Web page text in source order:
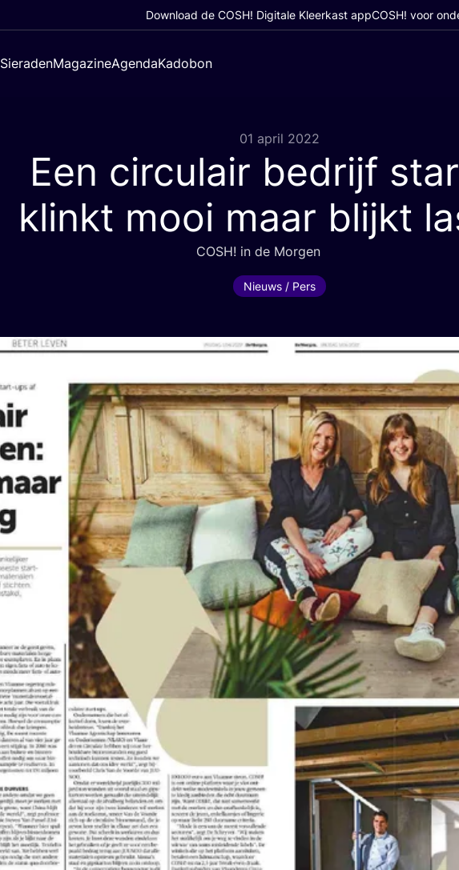
Download de COSH! Digitale Kleerkast appCOSH! voor
SieradenMagazineAgendaKadobon
01 april 2022
Een circulair bedrijf
klinkt mooi maar blijkt
COSH! in de Morgen
Nieuws / Pers